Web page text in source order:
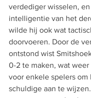
verdediger wisselen,
intelligentie van het
wilde hij ook wat
doorvoeren. Door de
ontstond wist
0-2 te maken, wat
voor enkele spelers om
schuldige aan te